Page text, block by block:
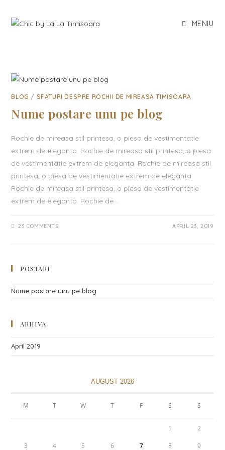
MENIU
BLOG / SFATURI DESPRE ROCHII DE MIREASA TIMISOARA
Nume postare unu pe blog
Rochie de mireasa stil printesa, o piesa de vestimentatie
extrem de eleganta. Rochie de mireasa stil printesa, o piesa
de vestimentatie extrem de eleganta. Rochie de mireasa stil
printesa, o piesa de vestimentatie extrem de eleganta.
Rochie de mireasa stil printesa, o piesa de vestimentatie
extrem de eleganta. Rochie de…
23 COMMENTS APRIL 23, 2019
POSTARI
Nume postare unu pe blog
ARHIVA
April 2019
AUGUST 2026
M T W T F S S
1 2
3 4 5 6 7 8 9